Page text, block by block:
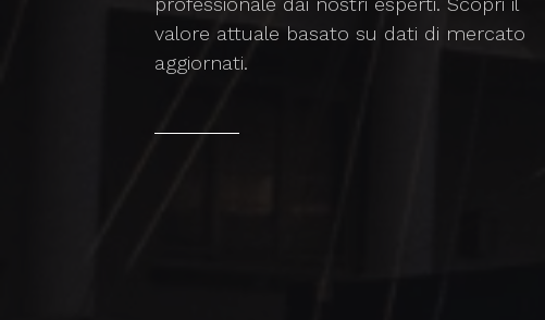
valore attuale basato su dati di mercato
aggiornati.